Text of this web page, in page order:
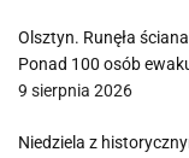
Olsztyn. Runęła
Ponad 100 osób
9 sierpnia 2026
Niedziela z